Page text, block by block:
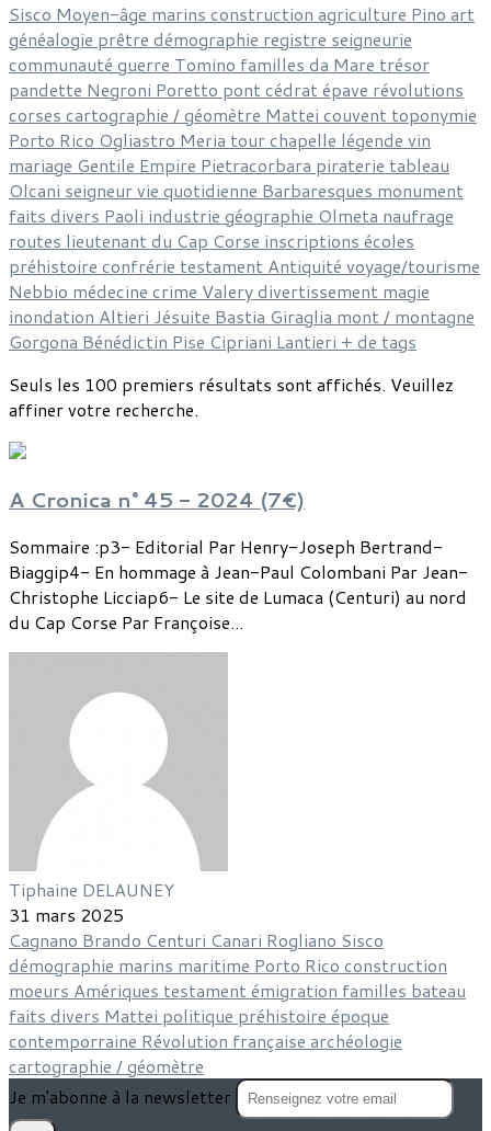
Sisco Moyen-âge marins construction agriculture Pino art
généalogie prêtre démographie registre seigneurie
communauté guerre Tomino familles da Mare trésor
pandette Negroni Poretto pontcédratépave révolutions
corses cartographie / géomètre Mattei couvent toponymie
Porto Rico Ogliastro Meria tourchapelle légende vin
mariage Gentile Empire Pietracorbara piraterie tableau
Olcani seigneurvie quotidienne Barbaresques monument
faits divers Paoli industrie géographie Olmeta naufrage
routes lieutenant du Cap Corse inscriptions écoles
préhistoire confrérie testament Antiquité voyage/tourisme
Nebbio médecine crime Valerydivertissement magie
inondation Altieri Jésuite Bastia Giraglia mont / montagne
Gorgona Bénédictin Pise Cipriani Lantieri + de tags
Seuls les 100 premiers résultats sont affichés. Veuillez
affiner votre recherche.
A Cronica n° 45 - 2024 (7€)
Sommaire :p3- Editorial Par Henry-Joseph Bertrand-
Biaggip4- En hommage à Jean-Paul Colombani Par Jean-
Christophe Licciap6- Le site de Lumaca (Centuri) au nord
du Cap Corse Par Françoise...
Tiphaine DELAUNEY
31 mars 2025
Cagnano Brando Centuri Canari Rogliano Sisco
démographie marins maritime Porto Rico construction
moeurs Amériques testamentémigration familles bateau
faits divers Mattei politique préhistoire époque
contemporraine Révolution française archéologie
cartographie / géomètre
Je m'abonne à la newsletter